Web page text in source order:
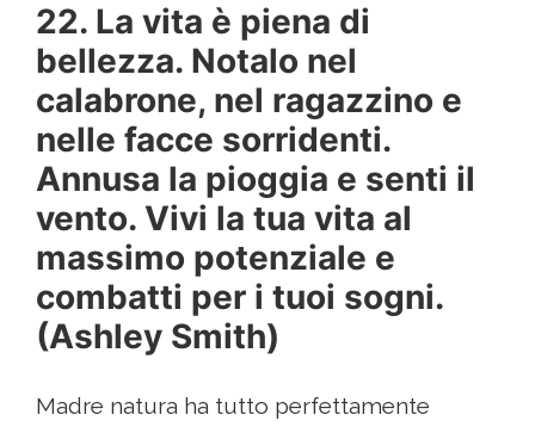
22. La vita è piena di
bellezza. Notalo nel
calabrone, nel ragazzino e
nelle facce sorridenti.
Annusa la pioggia e senti il ​​
vento. Vivi la tua vita al
massimo potenziale e
combatti per i tuoi sogni.
(Ashley Smith)
Madre natura ha tutto perfettamente